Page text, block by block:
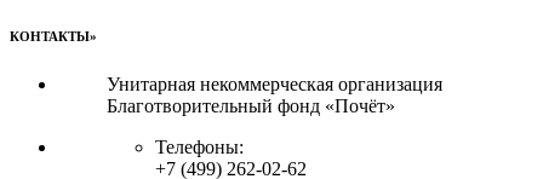
КОНТАКТЫ»
Унитарная некоммерческая организация
Благотворительный фонд «Почёт»
Телефоны:
+7 (499) 262-02-62